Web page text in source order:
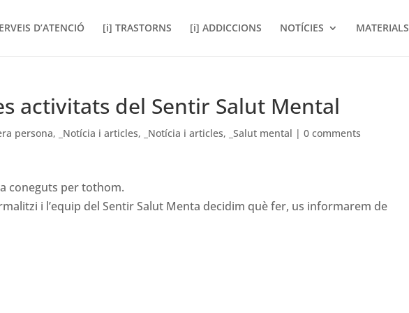
D’ATENCIÓ [i] TRASTORNS [i] ADDICCIONS NOTÍCIES MATERIALS
activitats del Sentir Salut Mental
persona, _Notícia i articles, _Notícia i articles, _Salut mental |0 comments
coneguts per tothom.
i l’equip del Sentir Salut Menta decidim què fer, us informarem de